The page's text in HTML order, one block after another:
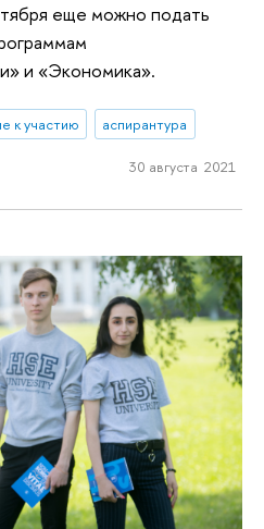
еще можно подать
и «Экономика».
к участию аспирантура
30 августа 2021